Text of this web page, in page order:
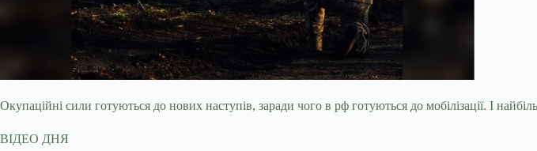
Окупаційні сили готуються до нових наступів, заради чого в рф готуються до мобілізації. І
ВІДЕО ДНЯ